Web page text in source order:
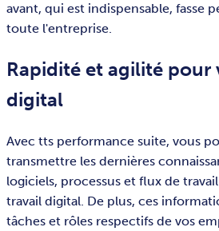
avant, qui est indispensable, fasse
toute l'entreprise.
Rapidité et agilité pour
digital
Avec tts performance suite, vous
transmettre les dernières
logiciels, processus et flux de
travail digital. De plus, ces
tâches et rôles respectifs de vos